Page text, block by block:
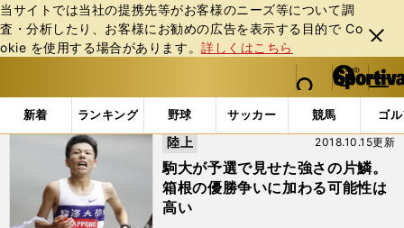
当サイトでは当社の提携先等がお客様のニーズ等について調
査・分析したり、お客様にお勧めの広告を表⽰する⽬的で Co
okie を使⽤する場合があります。詳しくはこちら
閉じ
る
web Sportiva (webスポルティーバ)
検索
マイペ
ー
ジ
メニュ
新着 ランキング 野球 サッカー 競馬 ゴ
b
ス
ー
「#伊勢翔吾」の最新ニュース・ 情報
駒大が予選で見せた強さの片鱗。
箱根の優勝争いに加わる可能性は
高い
2018.10.15更新
陸上